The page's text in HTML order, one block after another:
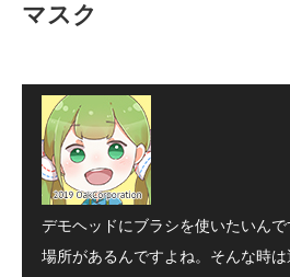
マスク
デモヘッドにブラシを使いたいん
場所があるんですよね。そんな時